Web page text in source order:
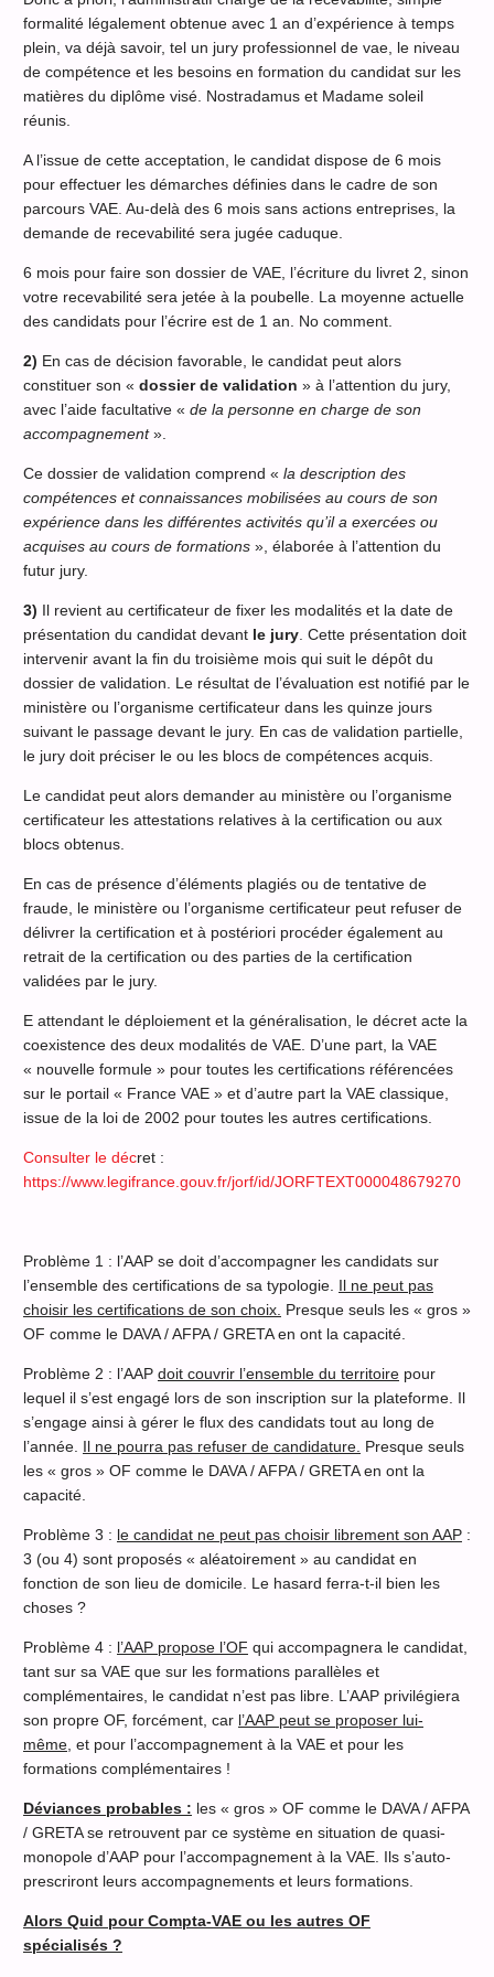
formalité légalement obtenue avec 1 an d’expérience à temps
plein, va déjà savoir, tel un jury professionnel de vae, le niveau
de compétence et les besoins en formation du candidat sur les
matières du diplôme visé. Nostradamus et Madame soleil
réunis.
A l’issue de cette acceptation, le candidat dispose de 6 mois
pour effectuer les démarches définies dans le cadre de son
parcours VAE. Au-delà des 6 mois sans actions entreprises, la
demande de recevabilité sera jugée caduque.
6 mois pour faire son dossier de VAE, l’écriture du livret 2, sinon
votre recevabilité sera jetée à la poubelle. La moyenne actuelle
des candidats pour l’écrire est de 1 an. No comment.
2) En cas de décision favorable, le candidat peut alors
constituer son « dossier de validation » à l’attention du jury,
avec l’aide facultative « de la personne en charge de son
accompagnement».
Ce dossier de validation comprend « la description des
compétences et connaissances mobilisées au cours de son
expérience dans les différentes activités qu’il a exercées ou
acquises au cours de formations », élaborée à l’attention du
futur jury.
3) Il revient au certificateur de fixer les modalités et la date de
présentation du candidat devant le jury. Cette présentation doit
intervenir avant la fin du troisième mois qui suit le dépôt du
dossier de validation. Le résultat de l’évaluation est notifié par le
ministère ou l’organisme certificateur dans les quinze jours
suivant le passage devant le jury. En cas de validation partielle,
le jury doit préciser le ou les blocs de compétences acquis.
Le candidat peut alors demander au ministère ou l’organisme
certificateur les attestations relatives à la certification ou aux
blocs obtenus.
En cas de présence d’éléments plagiés ou de tentative de
fraude, le ministère ou l’organisme certificateur peut refuser de
délivrer la certification et à postériori procéder également au
retrait de la certification ou des parties de la certification
validées par le jury.
E attendant le déploiement et la généralisation, le décret acte la
coexistence des deux modalités de VAE. D’une part, la VAE
« nouvelle formule » pour toutes les certifications référencées
sur le portail « France VAE » et d’autre part la VAE classique,
issue de la loi de 2002 pour toutes les autres certifications.
Consulter le décret :
https://www.legifrance.gouv.fr/jorf/id/JORFTEXT000048679270
Problème 1 : l’AAP se doit d’accompagner les candidats sur
l’ensemble des certifications de sa typologie. Il ne peut pas
choisir les certifications de son choix. Presque seuls les « gros »
OF comme le DAVA / AFPA / GRETA en ont la capacité.
Problème 2 : l’AAP doit couvrir l’ensemble du territoire pour
lequel il s’est engagé lors de son inscription sur la plateforme. Il
s’engage ainsi à gérer le flux des candidats tout au long de
l’année. Il ne pourra pas refuser de candidature. Presque seuls
les « gros » OF comme le DAVA / AFPA / GRETA en ont la
capacité.
Problème 3 : le candidat ne peut pas choisir librement son AAP :
3 (ou 4) sont proposés « aléatoirement » au candidat en
fonction de son lieu de domicile. Le hasard ferra-t-il bien les
choses ?
Problème 4 : l’AAP propose l’OF qui accompagnera le candidat,
tant sur sa VAE que sur les formations parallèles et
complémentaires, le candidat n’est pas libre. L’AAP privilégiera
son propre OF, forcément, car l’AAP peut se proposer lui-
même, et pour l’accompagnement à la VAE et pour les
formations complémentaires !
Déviances probables : les « gros » OF comme le DAVA / AFPA
/ GRETA se retrouvent par ce système en situation de quasi-
monopole d’AAP pour l’accompagnement à la VAE. Ils s’auto-
prescriront leurs accompagnements et leurs formations.
Alors Quid pour Compta-VAE ou les autres OF
spécialisés ?